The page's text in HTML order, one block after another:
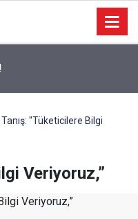
Tanış: "Tüketicilere Bilgi
Veriyoruz,”